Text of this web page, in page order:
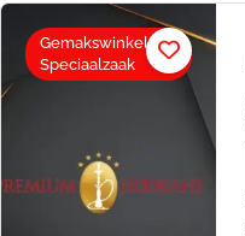
Gemakswinkel en
Speciaalzaak